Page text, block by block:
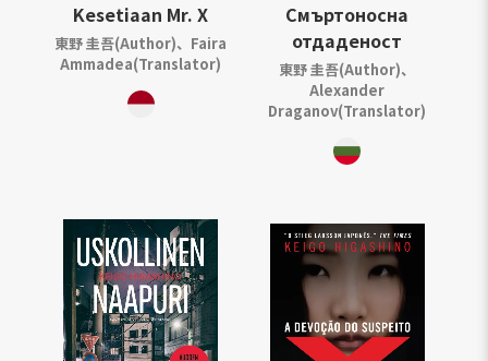
Kesetiaan Mr. X
東野 圭吾(Author)、Faira
Ammadea(Translator)
Смъртоносна
отдаденост
東野 圭吾(Author)、
Alexander
Draganov(Translator)